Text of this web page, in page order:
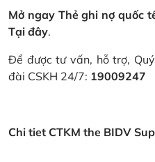
Mở ngay Thẻ ghi nợ quốc
Tại đây.
Để được tư vấn, hỗ trợ,
đài CSKH 24/7: 19009247
Chi tiet CTKM the BIDV